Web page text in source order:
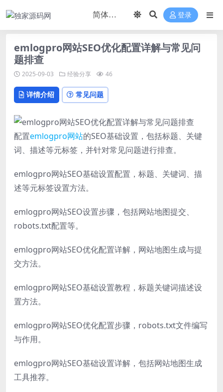
登录
emlogpro网站SEO优化配置详解与常见问
题排查
2025-09-03 经验分享 46
详情介绍 常见问题
配置emlogpro网站的SEO基础设置，包括标题、关键
词、描述等元标签，并针对常见问题进行排查。
emlogpro网站SEO基础设置配置，标题、关键词、描
述等元标签设置方法。
emlogpro网站SEO设置步骤，包括网站地图提交、
robots.txt配置等。
emlogpro网站SEO优化配置详解，网站地图生成与提
交方法。
emlogpro网站SEO基础设置教程，标题关键词描述设
置方法。
emlogpro网站SEO优化配置步骤，robots.txt文件编写
与作用。
emlogpro网站SEO基础设置详解，包括网站地图生成
工具推荐。